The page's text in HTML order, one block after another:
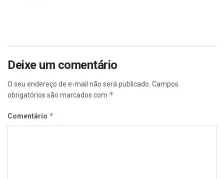
Deixe um comentário
O seu endereço de e-mail não será publicado. Campos
obrigatórios são marcados com *
Comentário *